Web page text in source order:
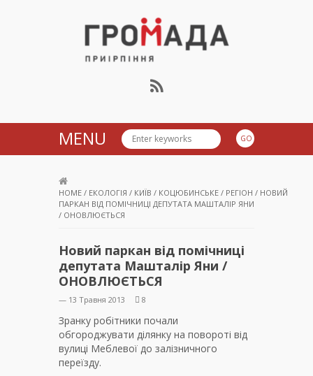
Громада Приірпіння
MENU
HOME / ЕКОЛОГІЯ / КИЇВ / КОЦЮБИНСЬКЕ / РЕГІОН / НОВИЙ
ПАРКАН ВІД ПОМІЧНИЦІ ДЕПУТАТА МАШТАЛІР ЯНИ
/ ОНОВЛЮЄТЬСЯ
Новий паркан від помічниці
депутата Машталір Яни /
ОНОВЛЮЄТЬСЯ
— 13 Травня 2013 8
Зранку робітники почали
обгороджувати ділянку на повороті від
вулиці Меблевої до залізничного
переїзду.